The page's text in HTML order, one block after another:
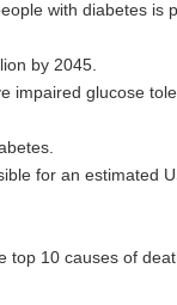
with diabetes is
by 2045.
impaired glucose
for an estimated
top 10 causes of